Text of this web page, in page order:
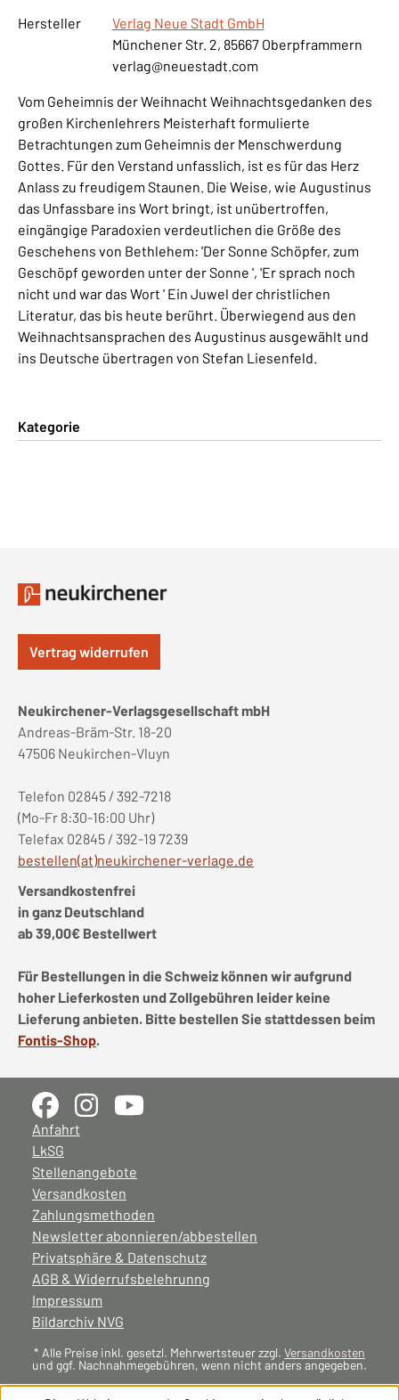
Hersteller
Verlag Neue Stadt GmbH
Münchener Str. 2, 85667 Oberpframmern
verlag@neuestadt.com
Vom Geheimnis der Weihnacht Weihnachtsgedanken des
großen Kirchenlehrers Meisterhaft formulierte
Betrachtungen zum Geheimnis der Menschwerdung
Gottes. Für den Verstand unfasslich, ist es für das Herz
Anlass zu freudigem Staunen. Die Weise, wie Augustinus
das Unfassbare ins Wort bringt, ist unübertroffen,
eingängige Paradoxien verdeutlichen die Größe des
Geschehens von Bethlehem: 'Der Sonne Schöpfer, zum
Geschöpf geworden unter der Sonne ', 'Er sprach noch
nicht und war das Wort ' Ein Juwel der christlichen
Literatur, das bis heute berührt. Überwiegend aus den
Weihnachtsansprachen des Augustinus ausgewählt und
ins Deutsche übertragen von Stefan Liesenfeld.
Kategorie
Vertrag widerrufen
Neukirchener-Verlagsgesellschaft mbH
Andreas-Bräm-Str. 18-20
47506 Neukirchen-Vluyn
Telefon 02845 / 392-7218
(Mo-Fr 8:30-16:00 Uhr)
Telefax 02845 / 392-19 7239
bestellen(at)neukirchener-verlage.de
Versandkostenfrei
in ganz Deutschland
ab 39,00€ Bestellwert
Für Bestellungen in die Schweiz können wir aufgrund
hoher Lieferkosten und Zollgebühren leider keine
Lieferung anbieten. Bitte bestellen Sie stattdessen beim
Fontis-Shop.
Anfahrt
LkSG
Stellenangebote
Versandkosten
Zahlungsmethoden
Newsletter abonnieren/abbestellen
Privatsphäre & Datenschutz
AGB & Widerrufsbelehrunng
Impressum
Bildarchiv NVG
* Alle Preise inkl. gesetzl. Mehrwertsteuer zzgl. Versandkosten
und ggf. Nachnahmegebühren, wenn nicht anders angegeben.